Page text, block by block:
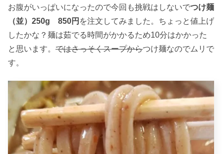
お腹がいっぱいになったので今回も挑戦はしないでつけ麺
（並）250g 850円 を注文してみました。ちょっと値上げ
したかな？麺は茹でる時間がかかるため10分はかかった
と思います。 ではさっそくスープからつけ麺なのでムリで
す。